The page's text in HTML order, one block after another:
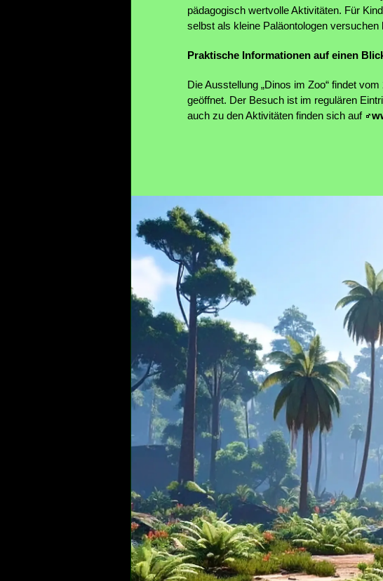
pädagogisch wertvolle Aktivitäten. Für
selbst als kleine Paläontologen versuchen
Praktische Informationen auf einen
Die Ausstellung „Dinos im Zoo“ findet
geöffnet. Der Besuch ist im regulären
auch zu den Aktivitäten finden sich auf